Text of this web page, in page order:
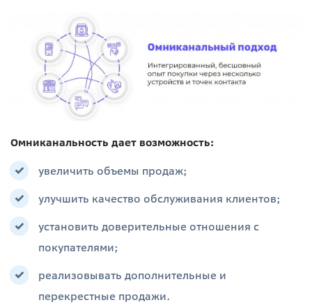
Омниканальность дает возможность:
увеличить объемы продаж;
улучшить качество обслуживания клиентов;
установить доверительные отношения с
покупателями;
реализовывать дополнительные и
перекрестные продажи.